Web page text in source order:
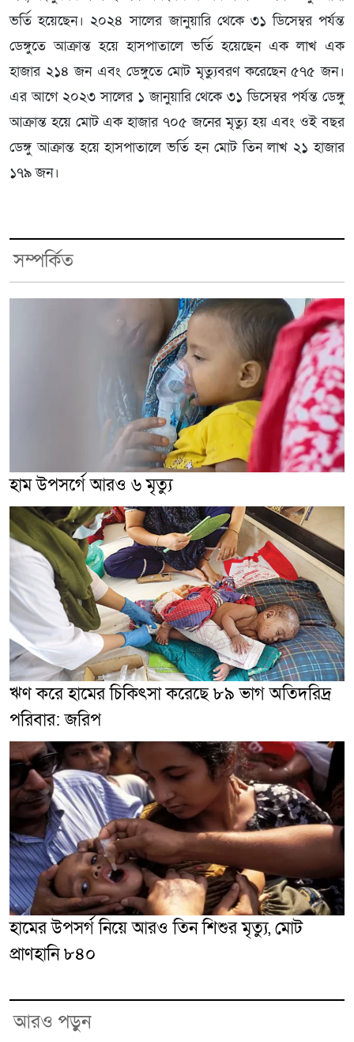
ভর্তি হয়েছেন। ২০২৪ সালের জানুয়ারি থেকে ৩১ ডিসেম্বর পর্যন্ত
ডেঙ্গুতে আক্রান্ত হয়ে হাসপাতালে ভর্তি হয়েছেন এক লাখ এক
হাজার ২১৪ জন এবং ডেঙ্গুতে মোট মৃত্যুবরণ করেছেন ৫৭৫ জন।
এর আগে ২০২৩ সালের ১ জানুয়ারি থেকে ৩১ ডিসেম্বর পর্যন্ত ডেঙ্গু
আক্রান্ত হয়ে মোট এক হাজার ৭০৫ জনের মৃত্যু হয় এবং ওই বছর
ডেঙ্গু আক্রান্ত হয়ে হাসপাতালে ভর্তি হন মোট তিন লাখ ২১ হাজার
১৭৯ জন।
সম্পর্কিত
হাম উপসর্গে আরও ৬ মৃত্যু
ঋণ করে হামের চিকিৎসা করেছে ৮৯ ভাগ অতিদরিদ্র
পরিবার: জরিপ
হামের উপসর্গ নিয়ে আরও তিন শিশুর মৃত্যু, মোট
প্রাণহানি ৮৪০
আরও পড়ুন